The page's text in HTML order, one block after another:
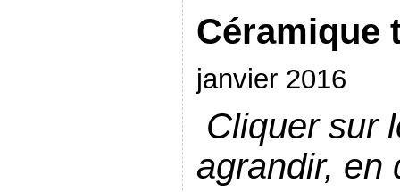
Céramique
janvier 2016
Cliquer sur
agrandir, en